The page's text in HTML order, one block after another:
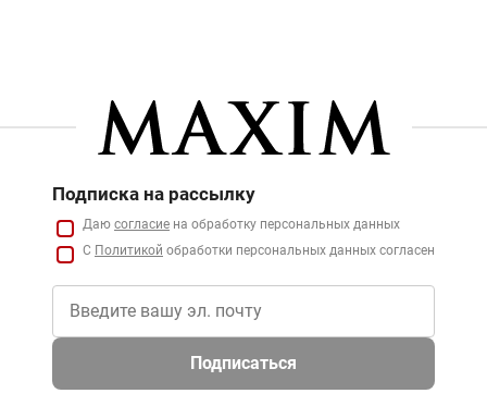
Подписка на рассылку
Даю согласие на обработку персональных данных
С Политикой обработки персональных данных согласен
Подписаться